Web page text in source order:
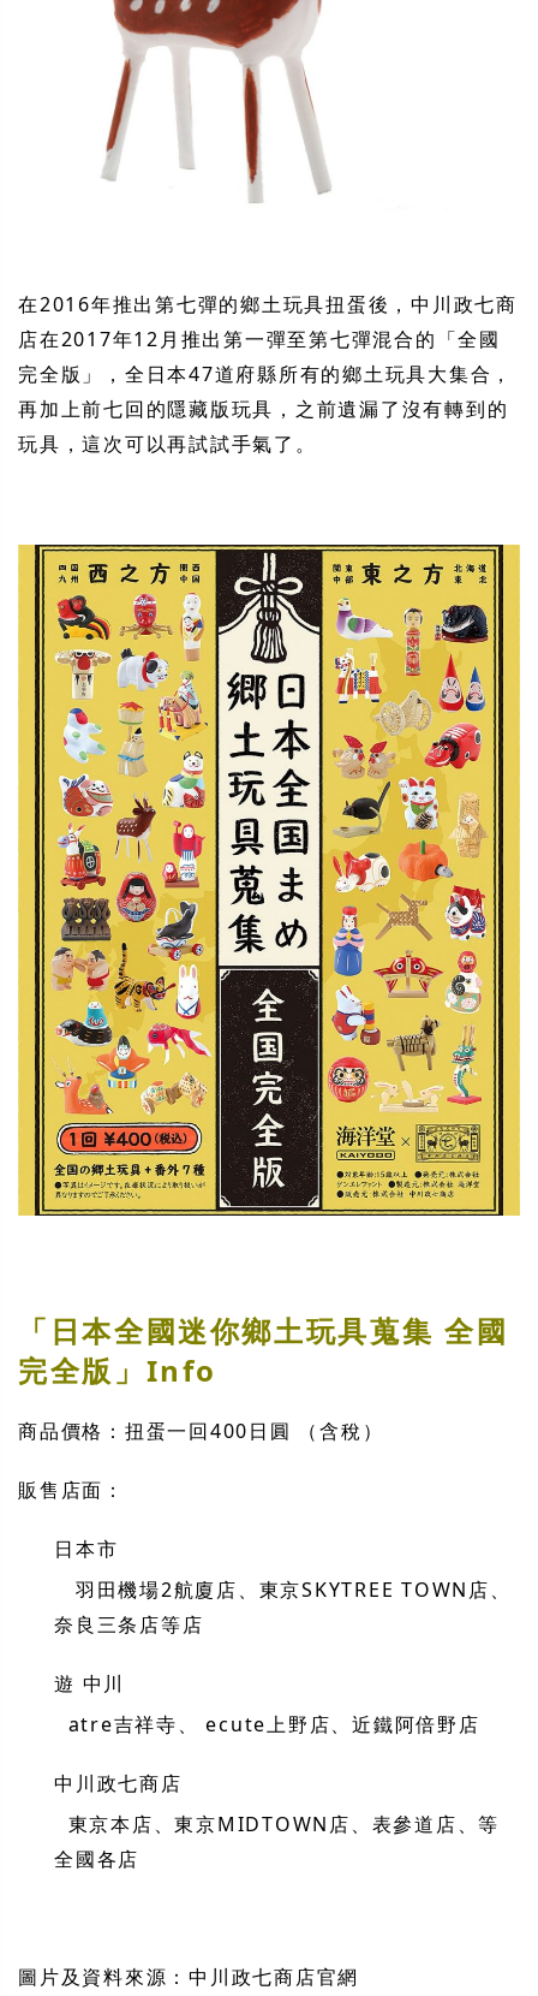
在2016年推出第七彈的鄉土玩具扭蛋後，中川政七商
店在2017年12月推出第一彈至第七彈混合的「全國
完全版」，全日本47道府縣所有的鄉土玩具大集合，
再加上前七回的隱藏版玩具，之前遺漏了沒有轉到的
玩具，這次可以再試試手氣了。
「日本全國迷你鄉土玩具蒐集 全國
完全版」Info
商品價格：扭蛋一回400日圓 （含稅）
販售店面：
日本市
羽田機場2航廈店、東京SKYTREE TOWN店、
奈良三条店等店
遊 中川
atre吉祥寺、 ecute上野店、近鐵阿倍野店
中川政七商店
東京本店、東京MIDTOWN店、表參道店、等
全國各店
圖片及資料來源：中川政七商店官網